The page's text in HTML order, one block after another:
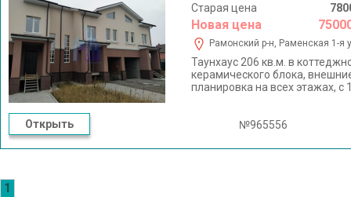
Старая цена
Новая цена
Рамонский р-н, Раменская 1-я
Таунхаус 206 кв.м. в
керамического блока,
планировка на всех этажах, с
удовольствием отвечу на
Открыть №965556
1